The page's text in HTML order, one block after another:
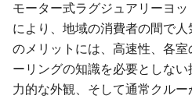
モーター式ラグジュアリーヨ
により、地域の消費者の間で
のメリットには、高速性、各
ーリングの知識を必要としな
力的な外観、そして通常クル